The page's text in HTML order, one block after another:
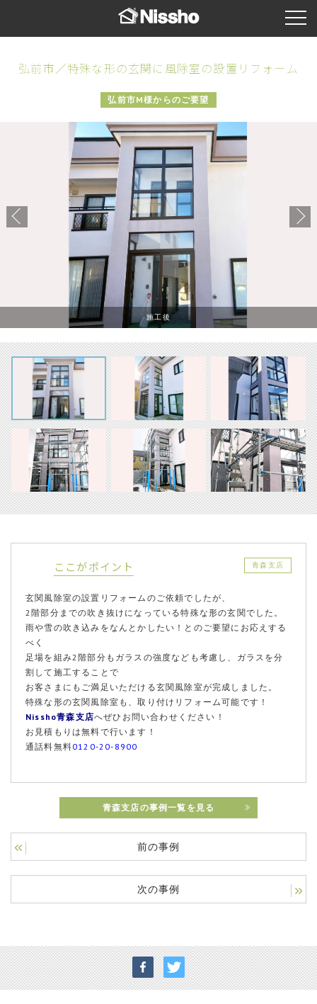
弘前市／特殊な形の玄関に風除室の設置リフォーム
弘前市M様からのご要望
施工後
ここがポイント 青森支店
玄関風除室の設置リフォームのご依頼でしたが、
2階部分までの吹き抜けになっている特殊な形の玄関でした。
雨や雪の吹き込みをなんとかしたい！とのご要望にお応えする
べく
足場を組み2階部分もガラスの強度なども考慮し、ガラスを分
割して施工することで
お客さまにもご満足いただける玄関風除室が完成しました。
特殊な形の玄関風除室も、取り付けリフォーム可能です！
Nissho青森支店へぜひお問い合わせください！
お見積もりは無料で行います！
通話料無料0120-20-8900
青森支店の事例一覧を見る
前の事例
次の事例